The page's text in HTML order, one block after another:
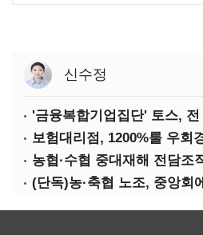
신수정
보험대리점, 1200%룰 우회
농협·수협 중대재해 전담조